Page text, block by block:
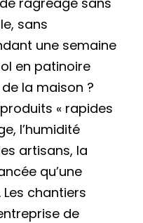
sans
une semaine
en patinoire
la maison ?
« rapides
l’humidité
artisans, la
qu’une
chantiers
de